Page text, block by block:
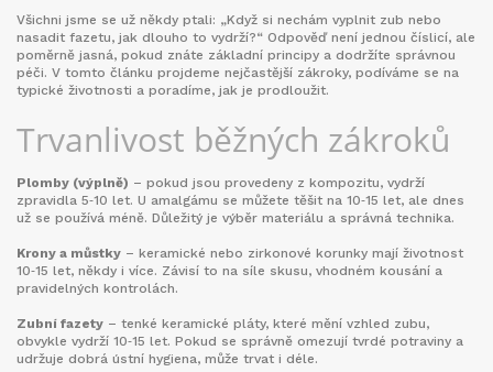
Všichni jsme se už někdy ptali: „Když si nechám vyplnit zub nebo
nasadit fazetu, jak dlouho to vydrží?“ Odpověď není jednou číslicí, ale
poměrně jasná, pokud znáte základní principy a dodržíte správnou
péči. V tomto článku projdeme nejčastější zákroky, podíváme se na
typické životnosti a poradíme, jak je prodloužit.
Trvanlivost běžných zákroků
Plomby (výplně) – pokud jsou provedeny z kompozitu, vydrží
zpravidla 5‑10 let. U amalgámu se můžete těšit na 10‑15 let, ale dnes
už se používá méně. Důležitý je výběr materiálu a správná technika.
Krony a můstky – keramické nebo zirkonové korunky mají životnost
10‑15 let, někdy i více. Závisí to na síle skusu, vhodném kousání a
pravidelných kontrolách.
Zubní fazety – tenké keramické pláty, které mění vzhled zubu,
obvykle vydrží 10‑15 let. Pokud se správně omezují tvrdé potraviny a
udržuje dobrá ústní hygiena, může trvat i déle.